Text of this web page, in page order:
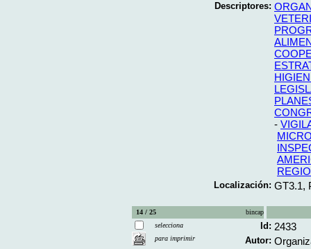
Descriptores:
-
Localización: GT3.1,
14 / 25
bincap
selecciona
para imprimir
Id: 2433
Autor: